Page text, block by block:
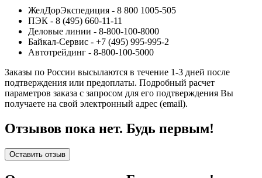
ЖелДорЭкспедиция - 8 800 1005-505
ПЭК - 8 (495) 660-11-11
Деловые линии - 8-800-100-8000
Байкал-Сервис - +7 (495) 995-995-2
Автотрейдинг - 8-800-100-5000
Заказы по России высылаются в течение 1-3 дней после
подтверждения или предоплаты. Подробный расчет
параметров заказа с запросом для его подтверждения Вы
получаете на свой электронный адрес (email).
Отзывов пока нет. Будь первым!
Оставить отзыв